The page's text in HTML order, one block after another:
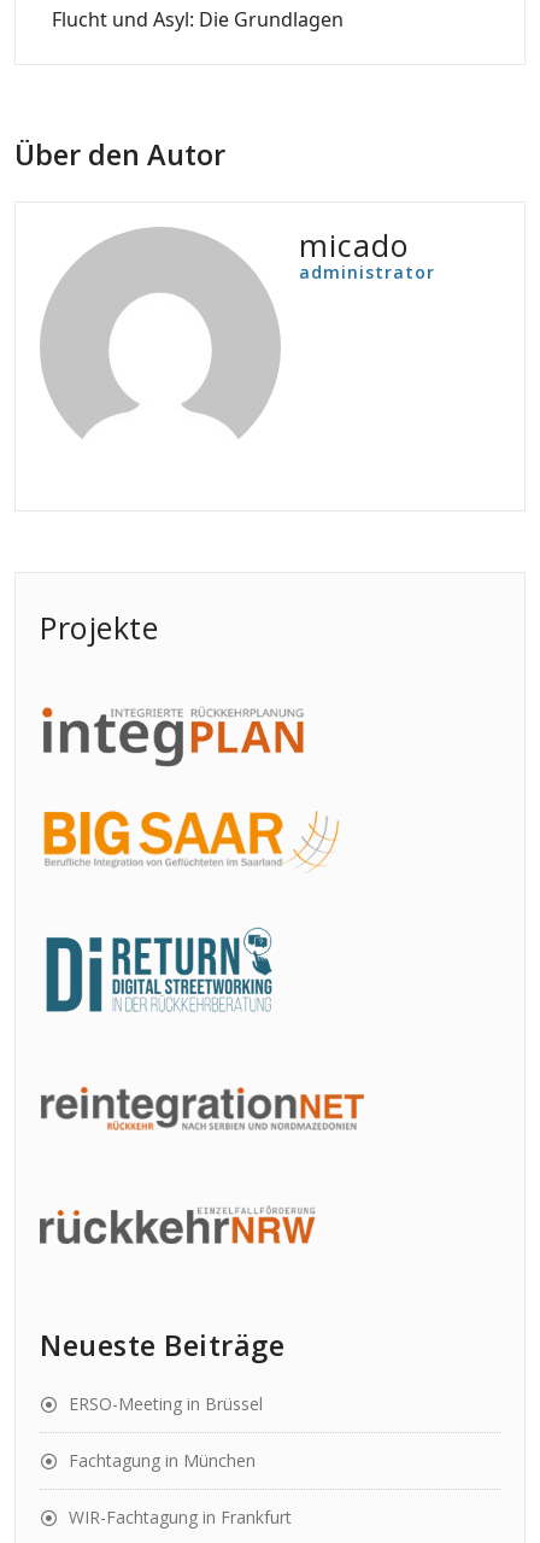
Flucht und Asyl: Die Grundlagen
Über den Autor
micado
administrator
Projekte
Neueste Beiträge
ERSO-Meeting in Brüssel
Fachtagung in München
WIR-Fachtagung in Frankfurt